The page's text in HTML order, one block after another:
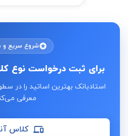
شروع سریع و
برای ثبت درخواست نوع
استادبانک بهترین اساتید را در
معرفی
کلاس